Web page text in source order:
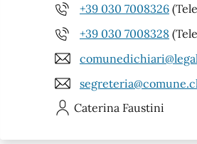
+39 030 7008326
+39 030 7008328
Caterina Faustini